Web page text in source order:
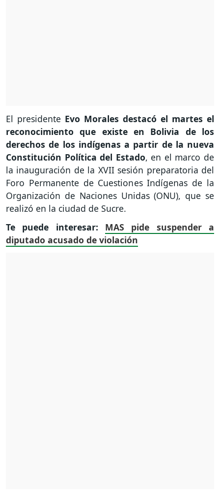
El presidente Evo Morales destacó el martes el
reconocimiento que existe en Bolivia de los
derechos de los indígenas a partir de la nueva
Constitución Política del Estado, en el marco de
la inauguración de la XVII sesión preparatoria del
Foro Permanente de Cuestiones Indígenas de la
Organización de Naciones Unidas (ONU), que se
realizó en la ciudad de Sucre.
Te puede interesar: MAS pide suspender a
diputado acusado de violación